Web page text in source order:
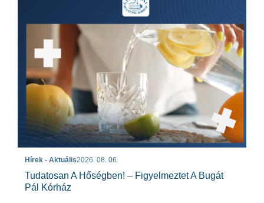
Hírek - Aktuális2026. 08. 06.
Tudatosan A Hőségben! – Figyelmeztet A Bugát
Pál Kórház